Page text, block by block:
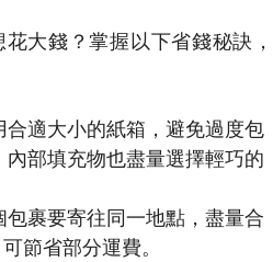
花大錢？掌握以下省錢秘訣，
合適大小的紙箱，避免過度包
內部填充物也盡量選擇輕巧的
包裹要寄往同一地點，盡量合
節省部分運費。